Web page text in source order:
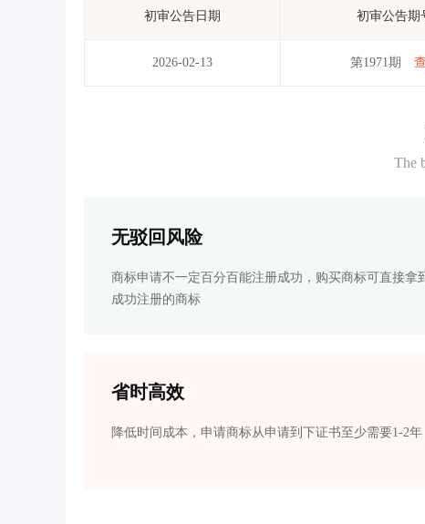
初审公告日期 初审公告期
2026-02-13 第1971期
The
无驳回风险
商标申请不一定百分百能注册成功，购买商标可直接拿
成功注册的商标
省时高效
降低时间成本，申请商标从申请到下证书至少需要1-2年